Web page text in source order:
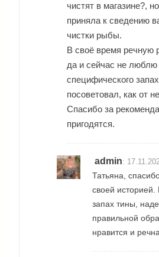
чистят в магазине?,
приняла к сведению
чистки рыбы.
В своё время речную
да и сейчас не люблю
специфического
посоветовал, как от
Спасибо за
пригодятся.
admin:
Татьяна,
своей
запах тины,
правильной
нравится и